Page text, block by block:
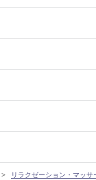
リラクゼーション・マッ